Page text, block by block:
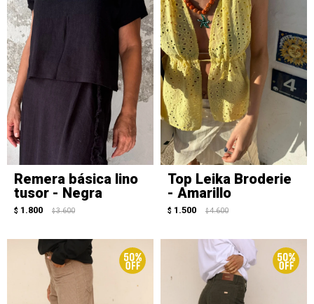
Remera básica lino
tusor - Negra
$ 1.800 $ 3.600
Top Leika Broderie
- Amarillo
$ 1.500 $ 4.600